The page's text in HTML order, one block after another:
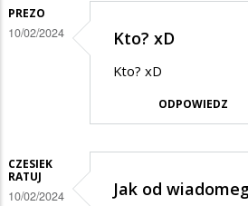
na
memory
PREZO
10/02/2024 Kto? xD
Kto? xD
ODPOWIEDZ
CZESIEK
RATUJ
10/02/2024 Jak od